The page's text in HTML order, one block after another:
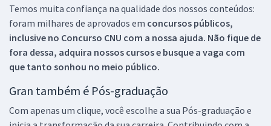
Temos muita confiança na qualidade dos nossos conteúdos:
foram milhares de aprovados em concursos públicos,
inclusive no Concurso CNU com a nossa ajuda. Não fique de
fora dessa, adquira nossos cursos e busque a vaga com
que tanto sonhou no meio público.
Gran também é Pós-graduação
Com apenas um clique, você escolhe a sua Pós-graduação e